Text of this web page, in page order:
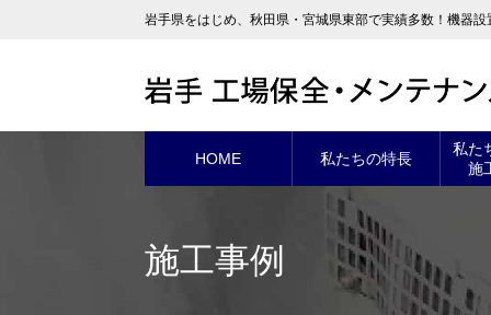
岩手県をはじめ、秋田県・宮城県東部で実績多数！機器
HOME 私たちの特長
私た
施
施工事例